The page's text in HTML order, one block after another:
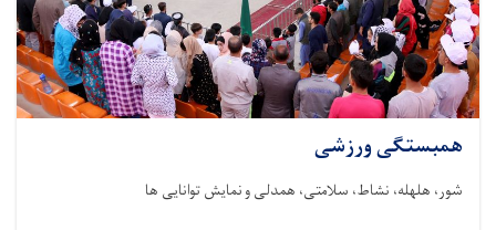
همبستگی ورزشی
شور، هلهله، نشاط، سلامتی، همدلی و نمایش توانایی ها